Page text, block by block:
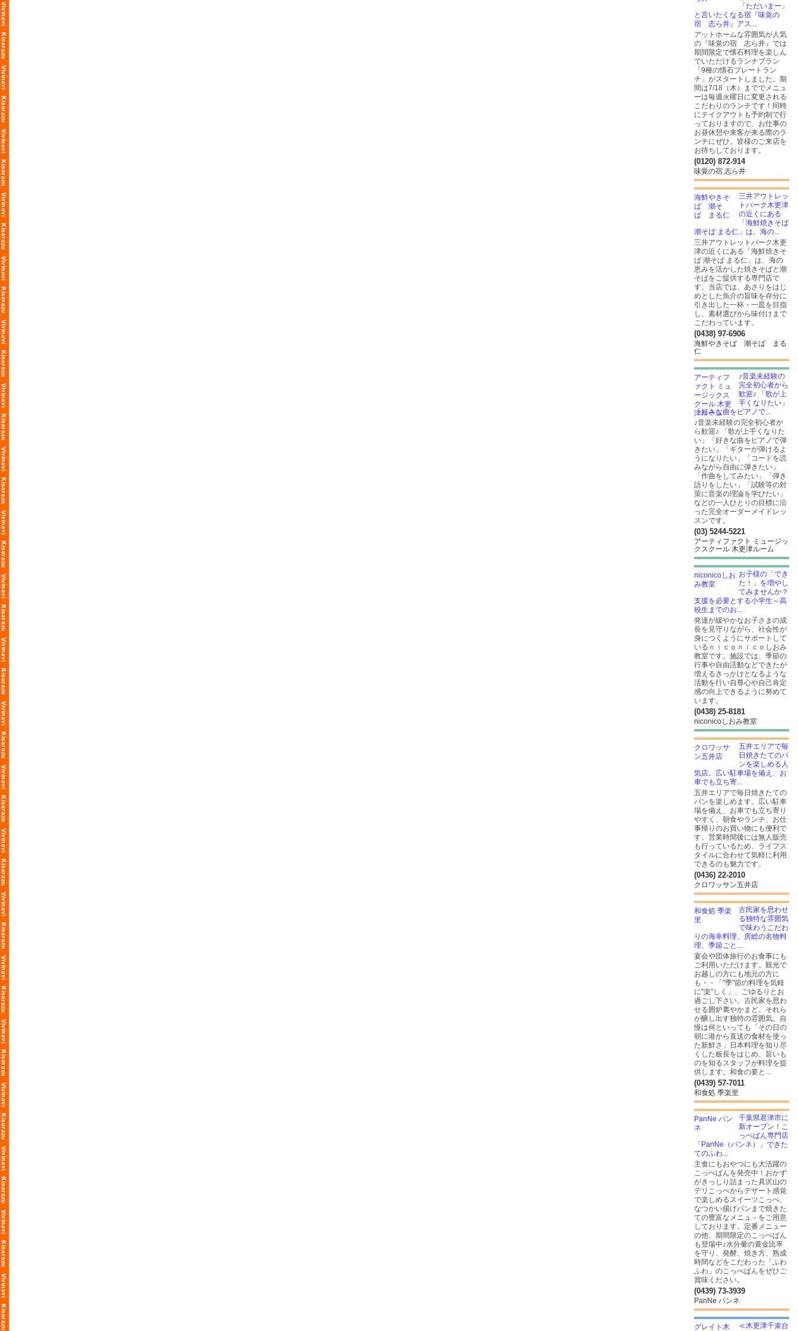
「ただいまー」
と言いたくなる宿『味覚の
宿 志ら井』アス...
アットホームな雰囲気が人気
の『味覚の宿 志ら井』では
期間限定で懐石料理を楽しん
でいただけるランチプラン
「9種の懐石プレートラン
チ」がスタートしました。期
間は7/18（木）まででメニュ
ーは毎週火曜日に変更される
こだわりのランチです！同時
にテイクアウトも予約制で行
っておりますので、お仕事の
お昼休憩や来客が来る際のラ
ンチにぜひ。皆様のご来店を
お待ちしております。
(0120) 872-914
味覚の宿 志ら井
三井アウトレッ
トパーク木更津
の近くにある
「海鮮焼きそば
潮そば まる仁」は、海の...
三井アウトレットパーク木更
津の近くにある「海鮮焼きそ
ば 潮そば まる仁」は、海の
恵みを活かした焼きそばと潮
そばをご提供する専門店で
す。当店では、あさりをはじ
めとした魚介の旨味を存分に
引き出した一杯・一皿を目指
し、素材選びから味付けまで
こだわっています。
(0438) 97-6906
海鮮やきそば 潮そば まる
仁
♪音楽未経験の
完全初心者から
歓迎♪ 「歌が上
手くなりたい」
「好きな曲をピアノで...
♪音楽未経験の完全初心者か
ら歓迎♪ 「歌が上手くなりた
い」「好きな曲をピアノで弾
きたい」「ギターが弾けるよ
うになりたい」「コードを読
みながら自由に弾きたい」
「作曲をしてみたい」「弾き
語りをしたい」「試験等の対
策に音楽の理論を学びたい」
などの一人ひとりの目標に沿
った完全オーダーメイドレッ
スンです。
(03) 5244-5221
アーティファクト ミュージッ
クスクール 木更津ルーム
お子様の「でき
た！」を増やし
てみませんか？
支援を必要とする小学生～高
校生までのお...
発達が緩やかなお子さまの成
長を見守りながら、社会性が
身につくようにサポートして
いるｎｉｃｏｎｉｃｏしおみ
教室です。施設では、季節の
行事や自由活動などできたが
増えるきっかけとなるような
活動を行い自尊心や自己肯定
感の向上できるように努めて
います。
(0438) 25-8181
niconicoしおみ教室
五井エリアで毎
日焼きたてのパ
ンを楽しめる人
気店。広い駐車場を備え、お
車でも立ち寄...
五井エリアで毎日焼きたての
パンを楽しめます。広い駐車
場を備え、お車でも立ち寄り
やすく、朝食やランチ、お仕
事帰りのお買い物にも便利で
す。営業時間後には無人販売
も行っているため、ライフス
タイルに合わせて気軽に利用
できるのも魅力です。
(0436) 22-2010
クロワッサン五井店
古民家を思わせ
る独特な雰囲気
で味わうこだわ
りの海幸料理、房総の名物料
理、季節ごと...
宴会や団体旅行のお食事にも
ご利用いただけます。観光で
お越しの方にも地元の方に
も・・「"季"節の料理を気軽
に"楽"しく」、ごゆるりとお
過ごし下さい。古民家を思わ
せる囲炉裏やかまど。それら
が醸し出す独特の雰囲気。自
慢は何といっても「その日の
朝に港から直送の食材を使っ
た新鮮さ」日本料理を知り尽
くした板長をはじめ、旨いも
のを知るスタッフが料理を提
供します。和食の要と...
(0439) 57-7011
和食処 季楽里
千葉県君津市に
新オープン！こ
っぺぱん専門店
「PanNe（パンネ）」できた
てのふわ...
主食にもおやつにも大活躍の
こっぺぱんを発売中！おかず
がきっしり詰まった具沢山の
デリこっぺからデザート感覚
で楽しめるスイーツこっぺ、
なつかい揚げパンまで焼きた
ての豊富なメニュ－をご用意
しております。定番メニュー
の他、期間限定のこっぺぱん
も登場中♪水分量の黄金比率
を守り、発酵、焼き方、熟成
時間などをこだわった「ふわ
ふわ」のこっぺぱんをぜひご
賞味ください。
(0439) 73-3939
PanNe パンネ
≪木更津千束台